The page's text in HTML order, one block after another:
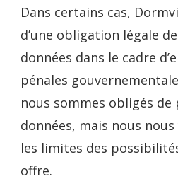
Dans certains cas,
d’une obligation légale
données dans le cadre
pénales
nous sommes obligés de
données, mais nous
les limites des
offre.